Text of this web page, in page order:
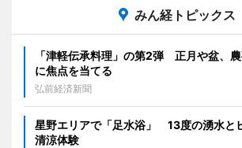
みん経トピックス
「津軽伝承料理」の第2弾 正月や盆、
に焦点を当てる
弘前経済新聞
星野エリアで「足水浴」 13度の湧水と
清涼体験